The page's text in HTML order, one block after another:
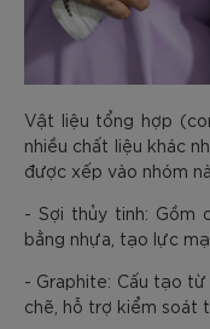
Vật liệu tổng hợp
nhiều chất liệu khác
được xếp vào nhóm
- Sợi thủy tinh: Gồm
bằng nhựa, tạo lực
- Graphite: Cấu tạo
chẽ, hỗ trợ kiểm soát